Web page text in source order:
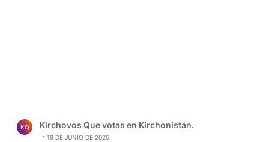
KQ Kirchovos Que votas en Kirchonistán.
19 DE JUNIO DE 2025